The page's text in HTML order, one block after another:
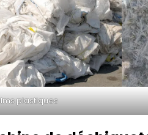
plastiques